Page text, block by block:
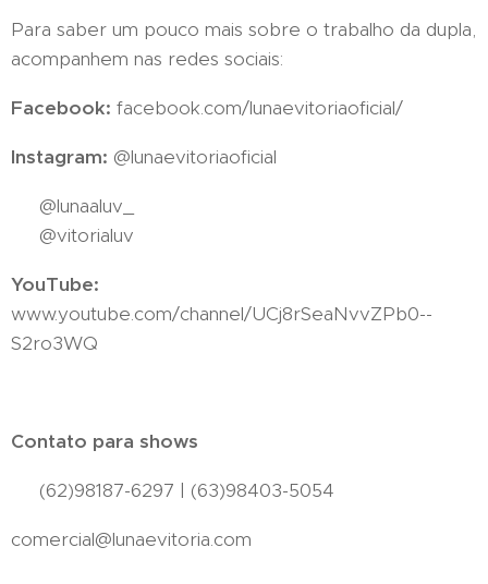
Para saber um pouco mais sobre o trabalho da dupla,
acompanhem nas redes sociais:
Facebook: facebook.com/lunaevitoriaoficial/
Instagram: @lunaevitoriaoficial
👧🏻 @lunaaluv_
👧🏼 @vitorialuv
YouTube:
www.youtube.com/channel/UCj8rSeaNvvZPb0--
S2ro3WQ
Contato para shows
☎️ (62)98187-6297 | (63)98403-5054
comercial@lunaevitoria.com